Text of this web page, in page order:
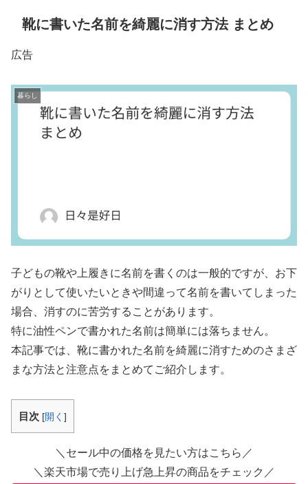
靴に書いた名前を綺麗に消す方法 まとめ
広告
暮らし
子どもの靴や上履きに名前を書くのは一般的ですが、お下
がりとして使いたいときや間違って名前を書いてしまった
場合、消すのに苦労することがあります。
特に油性ペンで書かれた名前は簡単には落ちません。
本記事では、靴に書かれた名前を綺麗に消すためのさまざ
まな方法と注意点をまとめてご紹介します。
目次 [開く ]
＼セール中の価格を見たい方はこちら／
＼楽天市場で売り上げ急上昇の商品をチェック／